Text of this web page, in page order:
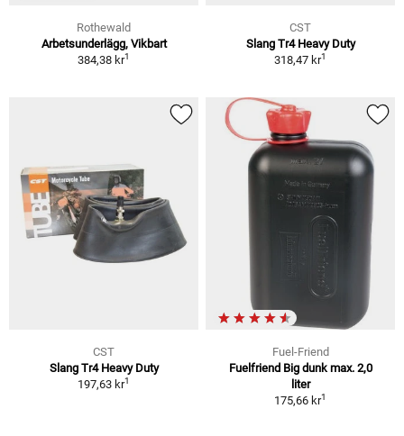
Rothewald
Arbetsunderlägg, Vikbart
384,38 kr1
CST
Slang Tr4 Heavy Duty
318,47 kr1
CST
Slang Tr4 Heavy Duty
197,63 kr1
Fuel-Friend
Fuelfriend Big dunk max. 2,0
liter
175,66 kr1